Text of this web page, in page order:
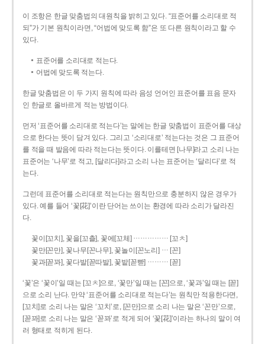
이 조항은 한글 맞춤법의 대원칙을 밝히고 있다. “표준어를 소리대로 적
되”가 기본 원칙이라면, “어법에 맞도록 함”은 또 다른 원칙이라고 할 수
있다.
표준어를 소리대로 적는다.
어법에 맞도록 적는다.
한글 맞춤법은 이 두 가지 원칙에 따라 음성 언어인 표준어를 표음 문자
인 한글로 올바르게 적는 방법이다.
먼저 ‘표준어를 소리대로 적는다’는 말에는 한글 맞춤법이 표준어를 대상
으로 한다는 뜻이 담겨 있다. 그리고 ‘소리대로’ 적는다는 것은 그 표준어
를 적을 때 발음에 따라 적는다는 뜻이다. 이를테면 [나무]라고 소리 나는
표준어는 ‘나무’로 적고, [달리다]라고 소리 나는 표준어는 ‘달리다’로 적
는다.
그런데 표준어를 소리대로 적는다는 원칙만으로 충분하지 않은 경우가
있다. 예를 들어 ‘꽃[花]’이란 단어는 쓰이는 환경에 따라 소리가 달라진
다.
꽃이[꼬치], 꽃을[꼬츨], 꽃에[꼬체] …………… [꼬ㅊ]
꽃만[꼰만], 꽃나무[꼰나무], 꽃놀이[꼰노리] … [꼰]
꽃과[꼳꽈], 꽃다발[꼳따발], 꽃밭[꼳빧] ……… [꼳]
‘꽃’은 ‘꽃이’일 때는 [꼬ㅊ]으로, ‘꽃만’일 때는 [꼰]으로, ‘꽃과’일 때는 [꼳]
으로 소리 난다. 만약 ‘표준어를 소리대로 적는다’는 원칙만 적용한다면,
[꼬치]로 소리 나는 말은 ‘꼬치’로, [꼰만]으로 소리 나는 말은 ‘꼰만’으로,
[꼳꽈]로 소리 나는 말은 ‘꼳꽈’로 적게 되어 ‘꽃[花]’이라는 하나의 말이 여
러 형태로 적히게 된다.